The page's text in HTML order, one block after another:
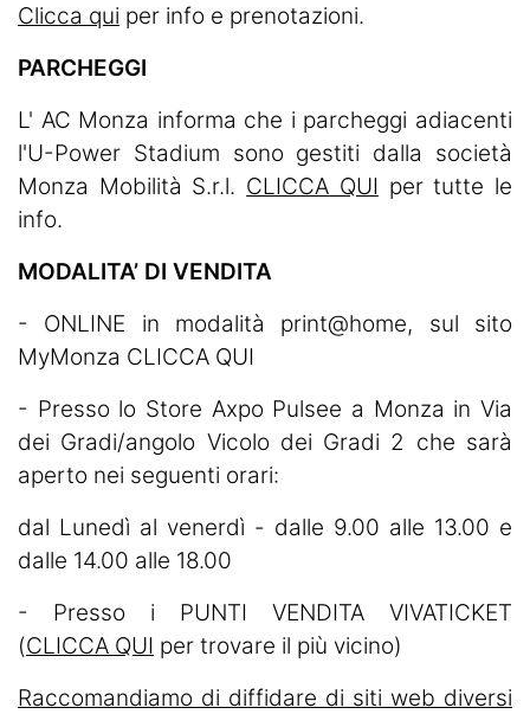
Clicca qui per info e prenotazioni.
PARCHEGGI
L' AC Monza informa che i parcheggi adiacenti
l'U-Power Stadium sono gestiti dalla società
Monza Mobilità S.r.l. CLICCA QUI per tutte le
info.
MODALITA’ DI VENDITA
- ONLINE in modalità print@home, sul sito
MyMonza CLICCA QUI
- Presso lo Store Axpo Pulsee a Monza in Via
dei Gradi/angolo Vicolo dei Gradi 2 che sarà
aperto nei seguenti orari:
dal Lunedì al venerdì - dalle 9.00 alle 13.00 e
dalle 14.00 alle 18.00
- Presso i PUNTI VENDITA VIVATICKET
(CLICCA QUI per trovare il più vicino)
Raccomandiamo di diffidare di siti web diversi